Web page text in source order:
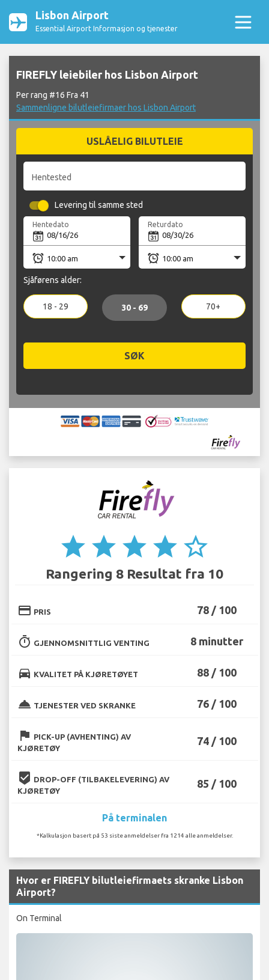
Lisbon Airport
Essential Airport Informasjon og tjenester
FIREFLY leiebiler hos Lisbon Airport
Per rang #16 Fra 41
Sammenligne bilutleiefirmaer hos Lisbon Airport
USLÅELIG BILUTLEIE
Hentested
Levering til samme sted
Hentedato Returdato
Sjåførens alder:
18 - 29 30 - 69 70+
SØK
star star star star star_border
Rangering 8 Resultat fra 10
credit_card PRIS 78 / 100
timer GJENNOMSNITTLIG VENTING 8 minutter
directions_car KVALITET PÅ KJØRETØYET 88 / 100
room_service TJENESTER VED SKRANKE 76 / 100
flag PICK-UP (AVHENTING) AV
KJØRETØY
74 / 100
beenhere DROP-OFF (TILBAKELEVERING) AV
KJØRETØY
85 / 100
På terminalen
*Kalkulasjon basert på 53 siste anmeldelser fra 1214 alle anmeldelser.
Hvor er FIREFLY bilutleiefirmaets skranke Lisbon
Airport?
On Terminal